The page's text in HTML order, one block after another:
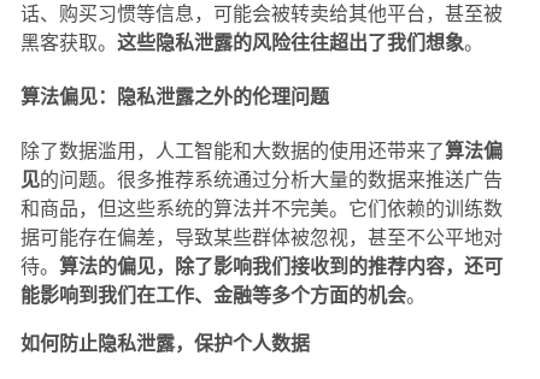
话、购买习惯等信息，可能会被转卖给其他平台，甚至被
黑客获取。 这些隐私泄露的风险往往超出了我们想象。
算法偏见：隐私泄露之外的伦理问题
除了数据滥用，人工智能和大数据的使用还带来了算法偏
见的问题。很多推荐系统通过分析大量的数据来推送广告
和商品，但这些系统的算法并不完美。它们依赖的训练数
据可能存在偏差，导致某些群体被忽视，甚至不公平地对
待。 算法的偏见，除了影响我们接收到的推荐内容，还可
能影响到我们在工作、金融等多个方面的机会。
如何防止隐私泄露，保护个人数据